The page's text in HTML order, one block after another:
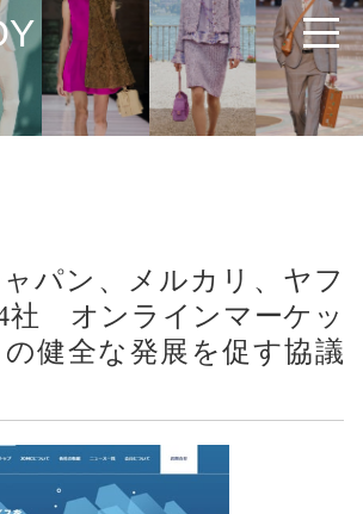
パン、メルカリ、ヤフ
社 オンラインマーケッ
の健全な発展を促す協議